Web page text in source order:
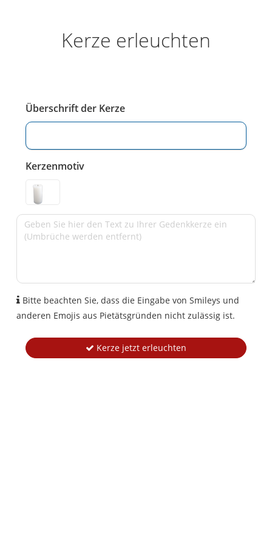
Kerze erleuchten
Überschrift der Kerze
Kerzenmotiv
Bitte beachten Sie, dass die Eingabe von Smileys und
anderen Emojis aus Pietätsgründen nicht zulässig ist.
Kerze jetzt erleuchten